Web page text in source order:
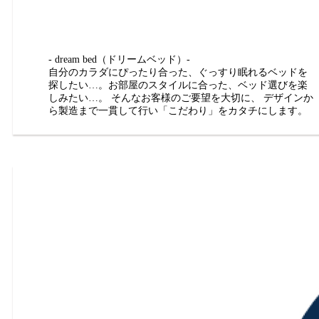
- dream bed（ドリームベッド）-
自分のカラダにぴったり合った、ぐっすり眠れるベッドを
探したい…。お部屋のスタイルに合った、ベッド選びを楽
しみたい…。 そんなお客様のご要望を大切に、 デザインか
ら製造まで一貫して行い「こだわり」をカタチにします。